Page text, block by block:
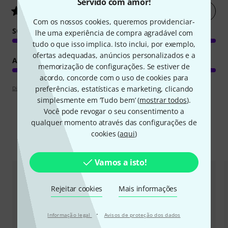
Com os nossos cookies, queremos providenciar-
lhe uma experiência de compra agradável com
tudo o que isso implica. Isto inclui, por exemplo,
ofertas adequadas, anúncios personalizados e a
memorização de configurações. Se estiver de
acordo, concorde com o uso de cookies para
preferências, estatísticas e marketing, clicando
simplesmente em ‘Tudo bem’ (mostrar todos).
Você pode revogar o seu consentimento a
qualquer momento através das configurações de
cookies (aqui)
Vamos a isto!
Rejeitar cookies Mais informações
Informação legal · Avisos de proteção dos dados
SOM
ACABAMENTO
Diretrizes de apreciações
Comparar opções